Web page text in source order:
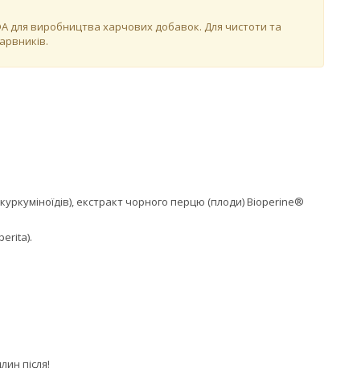
для виробництва харчових добавок. Для чистоти та
екстракт чорного перцю (плоди) Bioperine®
після!